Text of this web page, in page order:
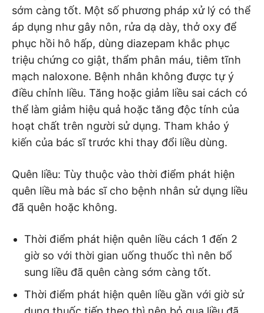
sớm càng tốt. Một số phương pháp xử lý có thể
áp dụng như gây nôn, rửa dạ dày, thở oxy để
phục hồi hô hấp, dùng diazepam khắc phục
triệu chứng co giật, thẩm phân máu, tiêm tĩnh
mạch naloxone. Bệnh nhân không được tự ý
điều chỉnh liều. Tăng hoặc giảm liều sai cách có
thể làm giảm hiệu quả hoặc tăng độc tính của
hoạt chất trên người sử dụng. Tham khảo ý
kiến của bác sĩ trước khi thay đổi liều dùng.
Quên liều: Tùy thuộc vào thời điểm phát hiện
quên liều mà bác sĩ cho bệnh nhân sử dụng liều
đã quên hoặc không.
Thời điểm phát hiện quên liều cách 1 đến 2
giờ so với thời gian uống thuốc thì nên bổ
sung liều đã quên càng sớm càng tốt.
Thời điểm phát hiện quên liều gần với giờ sử